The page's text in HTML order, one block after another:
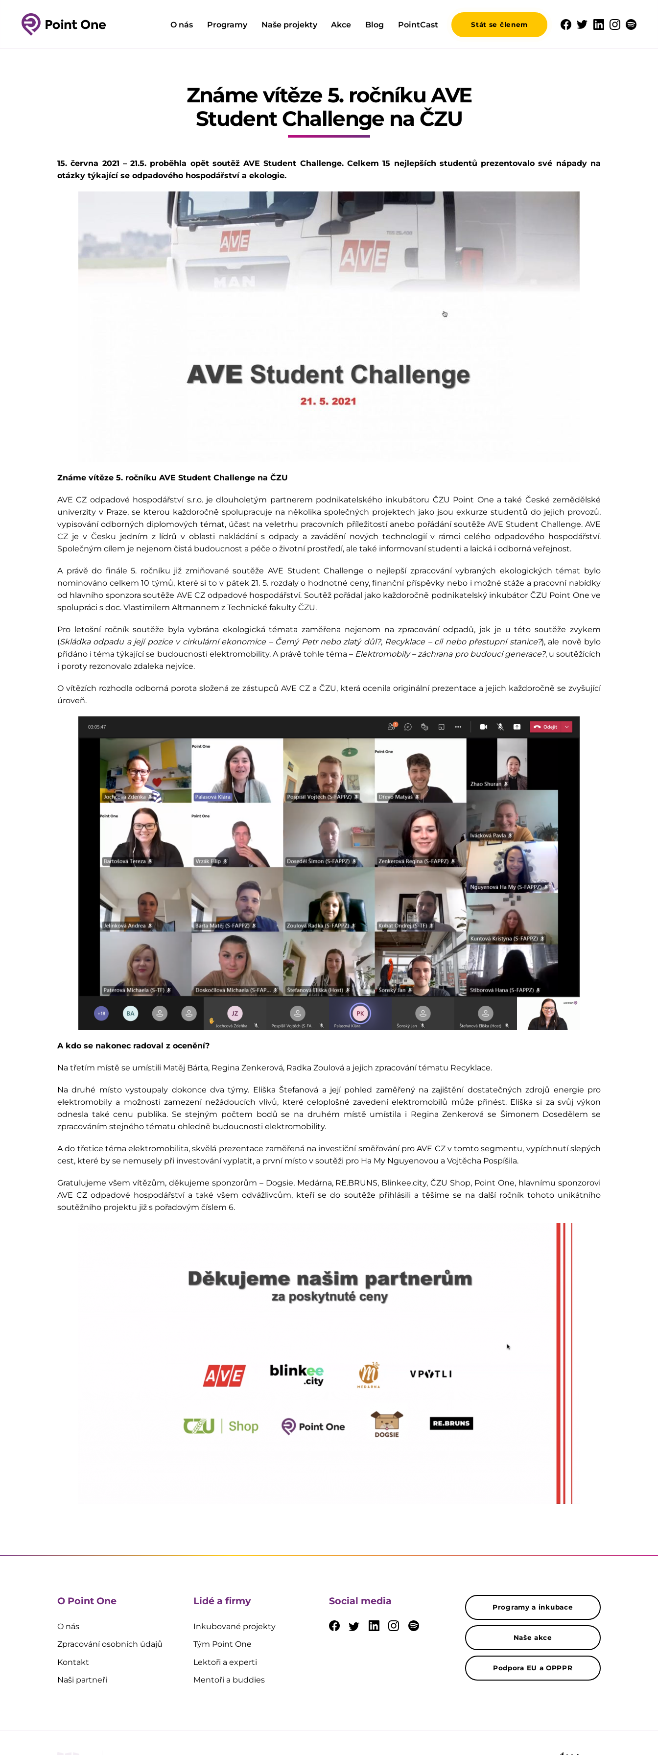
O nás Programy Naše projekty Akce Blog PointCast Stát se členem
Známe vítěze 5. ročníku AVE
Student Challenge na ČZU
15. června 2021 – 21.5. proběhla opět soutěž AVE Student Challenge. Celkem 15 nejlepších studentů prezentovalo své nápady na
otázky týkající se odpadového hospodářství a ekologie.
Známe vítěze 5. ročníku AVE Student Challenge na ČZU
AVE CZ odpadové hospodářství s.r.o. je dlouholetým partnerem podnikatelského inkubátoru ČZU Point One a také České zemědělské
univerzity v Praze, se kterou každoročně spolupracuje na několika společných projektech jako jsou exkurze studentů do jejich provozů,
vypisování odborných diplomových témat, účast na veletrhu pracovních příležitostí anebo pořádání soutěže AVE Student Challenge. AVE
CZ je v Česku jedním z lídrů v oblasti nakládání s odpady a zavádění nových technologií v rámci celého odpadového hospodářství.
Společným cílem je nejenom čistá budoucnost a péče o životní prostředí, ale také informovaní studenti a laická i odborná veřejnost.
A právě do finále 5. ročníku již zmiňované soutěže AVE Student Challenge o nejlepší zpracování vybraných ekologických témat bylo
nominováno celkem 10 týmů, které si to v pátek 21. 5. rozdaly o hodnotné ceny, finanční příspěvky nebo i možné stáže a pracovní nabídky
od hlavního sponzora soutěže AVE CZ odpadové hospodářství. Soutěž pořádal jako každoročně podnikatelský inkubátor ČZU Point One ve
spolupráci s doc. Vlastimilem Altmannem z Technické fakulty ČZU.
Pro letošní ročník soutěže byla vybrána ekologická témata zaměřena nejenom na zpracování odpadů, jak je u této soutěže zvykem
(Skládka odpadu a její pozice v cirkulární ekonomice – Černý Petr nebo zlatý důl?, Recyklace – cíl nebo přestupní stanice?), ale nově bylo
přidáno i téma týkající se budoucnosti elektromobility. A právě tohle téma – Elektromobily – záchrana pro budoucí generace?, u soutěžících
i poroty rezonovalo zdaleka nejvíce.
O vítězích rozhodla odborná porota složená ze zástupců AVE CZ a ČZU, která ocenila originální prezentace a jejich každoročně se zvyšující
úroveň.
A kdo se nakonec radoval z ocenění?
Na třetím místě se umístili Matěj Bárta, Regina Zenkerová, Radka Zoulová a jejich zpracování tématu Recyklace.
Na druhé místo vystoupaly dokonce dva týmy. Eliška Štefanová a její pohled zaměřený na zajištění dostatečných zdrojů energie pro
elektromobily a možnosti zamezení nežádoucích vlivů, které celoplošné zavedení elektromobilů může přinést. Eliška si za svůj výkon
odnesla také cenu publika. Se stejným počtem bodů se na druhém místě umístila i Regina Zenkerová se Šimonem Dosedělem se
zpracováním stejného tématu ohledně budoucnosti elektromobility.
A do třetice téma elektromobilita, skvělá prezentace zaměřená na investiční směřování pro AVE CZ v tomto segmentu, vypíchnutí slepých
cest, které by se nemusely při investování vyplatit, a první místo v soutěži pro Ha My Nguyenovou a Vojtěcha Pospíšila.
Gratulujeme všem vítězům, děkujeme sponzorům – Dogsie, Medárna, RE.BRUNS, Blinkee.city, ČZU Shop, Point One, hlavnímu sponzorovi
AVE CZ odpadové hospodářství a také všem odvážlivcům, kteří se do soutěže přihlásili a těšíme se na další ročník tohoto unikátního
soutěžního projektu již s pořadovým číslem 6.
O Point One
O nás
Zpracování osobních údajů
Kontakt
Naši partneři
Lidé a firmy
Inkubované projekty
Tým Point One
Lektoři a experti
Mentoři a buddies
Social media
Programy a inkubace
Naše akce
Podpora EU a OPPPR